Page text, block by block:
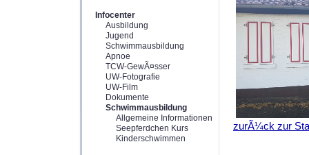
Infocenter
Ausbildung
Jugend
Schwimmausbildung
Apnoe
TCW-GewÃ¤sser
UW-Fotografie
UW-Film
Dokumente
Schwimmausbildung
Allgemeine Informationen
Seepferdchen Kurs
Kinderschwimmen
zurÃ¼ck zur